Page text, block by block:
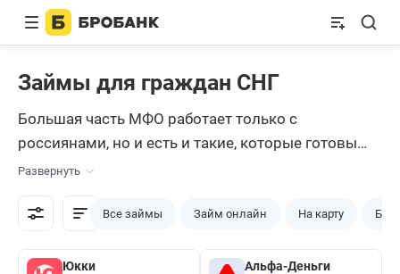
Займы для граждан СНГ
Большая часть МФО работает только с
россиянами, но и есть и такие, которые готовы
выдать займ гражданам СНГ. Мы изучили рынок
и отобрали МФО, в которые вы можете
обратиться. Все они принимают заявки онлайн и
Развернуть
Все займы Займ онлайн На карту Без
Юкки Альфа-Деньги